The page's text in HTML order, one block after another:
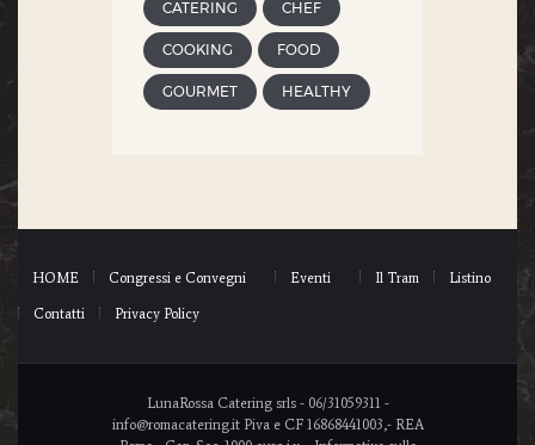
CATERING CHEF
COOKING FOOD
GOURMET HEALTHY
HOME Congressi e Convegni Eventi Il Tram Listino
Contatti Privacy Policy
LunaRossa Catering srls - 06/31059311 -
info@romacatering.it Piva e CF 16868441003,- REA